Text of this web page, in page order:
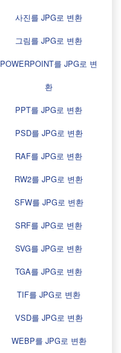
사진를 JPG로 변환
그림를 JPG로 변환
POWERPOINT를 JPG로 변
환
PPT를 JPG로 변환
PSD를 JPG로 변환
RAF를 JPG로 변환
RW2를 JPG로 변환
SFW를 JPG로 변환
SRF를 JPG로 변환
SVG를 JPG로 변환
TGA를 JPG로 변환
TIF를 JPG로 변환
VSD를 JPG로 변환
WEBP를 JPG로 변환